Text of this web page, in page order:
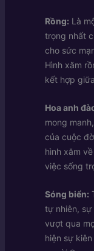
Rồng: Là
trọng nhất
cho sức
Hình xăm
kết hợp
Hoa anh
mong
của cuộc
hình xăm
việc sống
Sóng biển:
tự nhiên,
vượt qua
hiện sự